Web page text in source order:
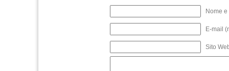
Nome
E-mail
Sito